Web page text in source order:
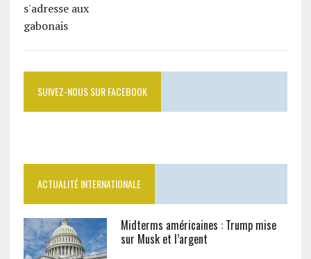
SUIVEZ-NOUS SUR FACEBOOK
ACTUALITÉ INTERNATIONALE
Midterms américaines : Trump mise
sur Musk et l’argent